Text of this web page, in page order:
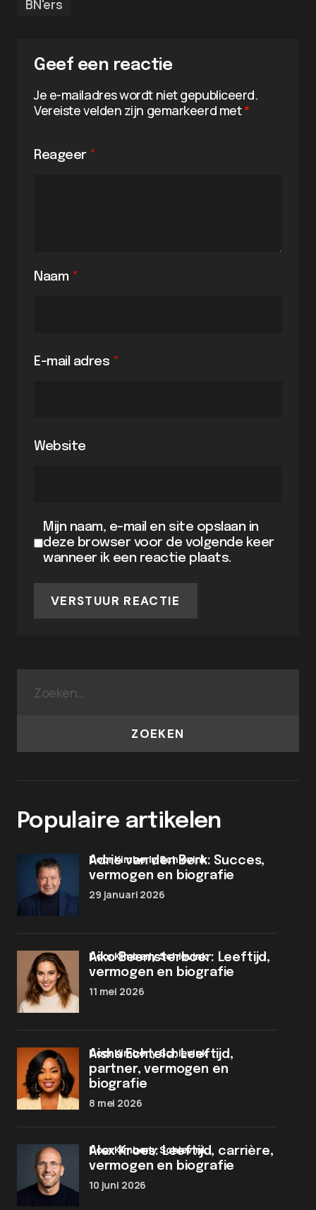
BN'ers
Geef een reactie
Je e-mailadres wordt niet gepubliceerd.
Vereiste velden zijn gemarkeerd met*
Reageer *
Naam *
E-mail adres *
Website
Mijn naam, e-mail en site opslaan in
deze browser voor de volgende keer
wanneer ik een reactie plaats.
VERSTUUR REACTIE
ZOEKEN
Populaire artikelen
Adrie van den Berk: Succes,
vermogen en biografie
door Kimberly Schievink
29 januari 2026
Aiko Beemsterboer: Leeftijd,
vermogen en biografie
door Kimberly Schievink
11 mei 2026
Aisha Echteld: Leeftijd,
partner, vermogen en
biografie
door Kimberly Schievink
8 mei 2026
Alex Kroes: Leeftijd, carrière,
vermogen en biografie
door Kimberly Schievink
10 juni 2026